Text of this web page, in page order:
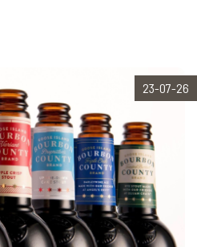
23-07-26